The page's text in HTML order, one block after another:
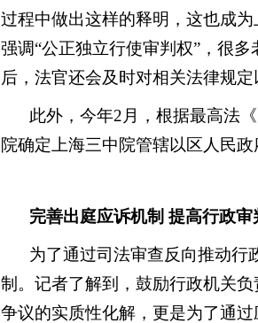
过程中做出这样的释明，这也成
强调“公正独立行使审判权”，很
后，法官还会及时对相关法律规
此外，今年2月，根据最高法
院确定上海三中院管辖以区人民
完善出庭应诉机制 提高行政审
为了通过司法审查反向推动行
制。记者了解到，鼓励行政机关
争议的实质性化解，更是为了通